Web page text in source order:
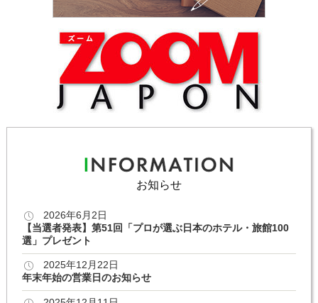
お知らせ
2026年6月2日
【当選者発表】第51回「プロが選ぶ日本のホテル・旅館100
選」プレゼント
2025年12月22日
年末年始の営業日のお知らせ